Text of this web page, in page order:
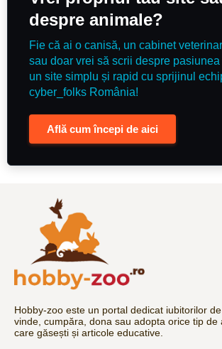
despre animale?
Fie că ai o canisă, un cabinet
sau doar vrei să scrii despre pasiunea
un site simplu și rapid cu sprijinul
cyber_folks România!
Află cum începi de aici
Hobby-zoo este un portal dedicat iubitorilor
vinde, cumpăra, dona sau adopta orice tip de
care găsești și articole educative.